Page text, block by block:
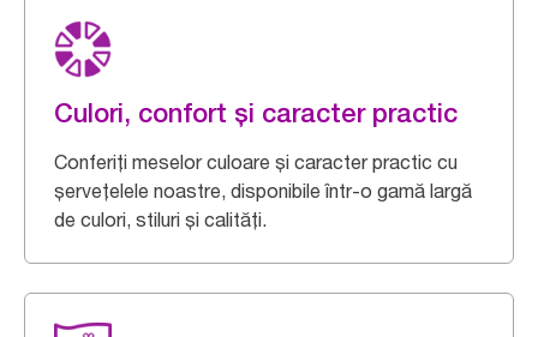
Culori, confort și caracter practic
Conferiți meselor culoare și caracter practic cu
șervețelele noastre, disponibile într-o gamă largă
de culori, stiluri și calități.